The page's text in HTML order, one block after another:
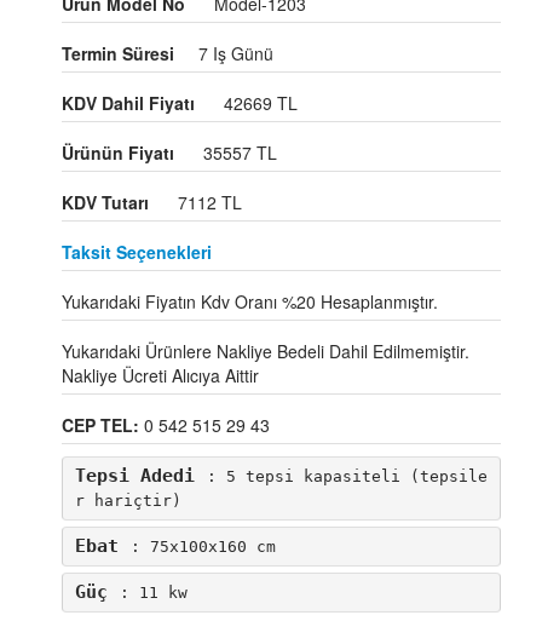
Termin Süresi 7 Iş Günü
KDV Dahil Fiyatı 42669 TL
Ürünün Fiyatı 35557 TL
KDV Tutarı 7112 TL
Taksit Seçenekleri
Yukarıdaki Fiyatın Kdv Oranı %20 Hesaplanmıştır.
Yukarıdaki Ürünlere Nakliye Bedeli Dahil Edilmemiştir.
Nakliye Ücreti Alıcıya Aittir
CEP TEL: 0 542 515 29 43
Tepsi Adedi
: 5 tepsi kapasiteli (tepsile
r hariçtir)
Ebat : 75x100x160 cm
Güç : 11 kw